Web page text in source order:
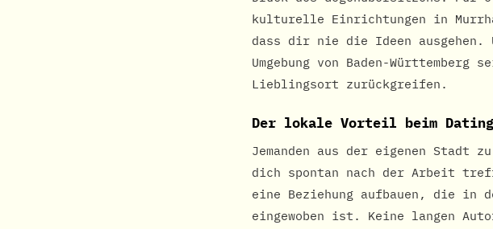
kulturelle Einrichtungen in
dass dir nie die Ideen ausgehen.
Umgebung von Baden-
Lieblingsort zurückgreifen.
Der lokale Vorteil beim
Jemanden aus der eigenen
dich spontan nach der Arbeit
eine Beziehung aufbauen, die in
eingewoben ist. Keine langen